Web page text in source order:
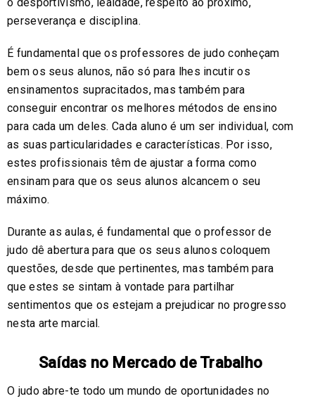
perseverança e disciplina.
É fundamental que os professores de judo conheçam
bem os seus alunos, não só para lhes incutir os
ensinamentos supracitados, mas também para
conseguir encontrar os melhores métodos de ensino
para cada um deles. Cada aluno é um ser individual, com
as suas particularidades e características. Por isso,
estes profissionais têm de ajustar a forma como
ensinam para que os seus alunos alcancem o seu
máximo.
Durante as aulas, é fundamental que o professor de
judo dê abertura para que os seus alunos coloquem
questões, desde que pertinentes, mas também para
que estes se sintam à vontade para partilhar
sentimentos que os estejam a prejudicar no progresso
nesta arte marcial.
Saídas no Mercado de Trabalho
O judo abre-te todo um mundo de oportunidades no